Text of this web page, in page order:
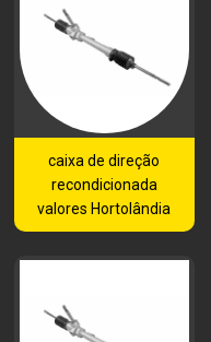
caixa de direção
recondicionada
valores Hortolândia